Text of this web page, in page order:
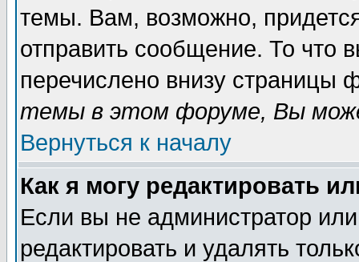
темы. Вам, возможно,
отправить сообщение. То что
перечислено внизу страницы
темы в этом форуме, Вы
Вернуться к началу
Как я могу редактировать
Если вы не администратор
редактировать и удалять